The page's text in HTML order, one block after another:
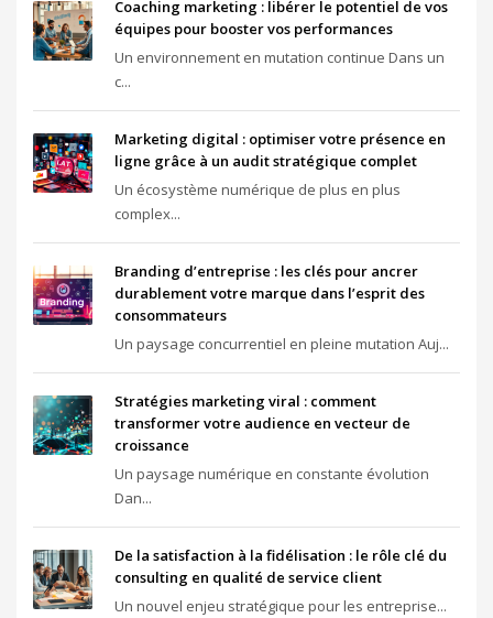
Coaching marketing : libérer le potentiel de vos
équipes pour booster vos performances
Un environnement en mutation continue Dans un
c...
Marketing digital : optimiser votre présence en
ligne grâce à un audit stratégique complet
Un écosystème numérique de plus en plus
complex...
Branding d’entreprise : les clés pour ancrer
durablement votre marque dans l’esprit des
consommateurs
Un paysage concurrentiel en pleine mutation Auj...
Stratégies marketing viral : comment
transformer votre audience en vecteur de
croissance
Un paysage numérique en constante évolution
Dan...
De la satisfaction à la fidélisation : le rôle clé du
consulting en qualité de service client
Un nouvel enjeu stratégique pour les entreprise...